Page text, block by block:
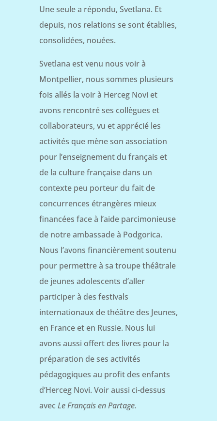
Une seule a répondu, Svetlana. Et
depuis, nos relations se sont établies,
consolidées, nouées.
Svetlana est venu nous voir à
Montpellier, nous sommes plusieurs
fois allés la voir à Herceg Novi et
avons rencontré ses collègues et
collaborateurs, vu et apprécié les
activités que mène son association
pour l’enseignement du français et
de la culture française dans un
contexte peu porteur du fait de
concurrences étrangères mieux
financées face à l’aide parcimonieuse
de notre ambassade à Podgorica.
Nous l’avons financièrement soutenu
pour permettre à sa troupe théâtrale
de jeunes adolescents d’aller
participer à des festivals
internationaux de théâtre des Jeunes,
en France et en Russie. Nous lui
avons aussi offert des livres pour la
préparation de ses activités
pédagogiques au profit des enfants
d’Herceg Novi. Voir aussi ci-dessus
avec Le Français en Partage.